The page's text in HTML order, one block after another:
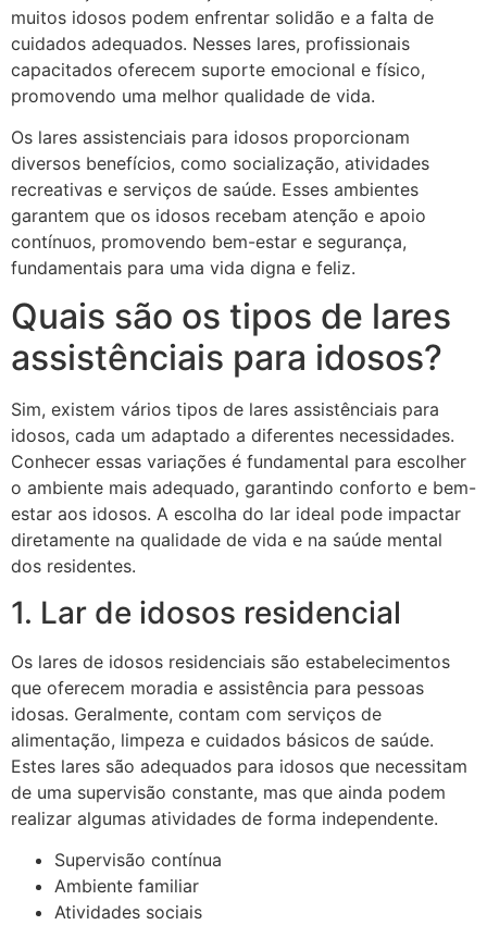
muitos idosos podem enfrentar solidão e a falta de
cuidados adequados. Nesses lares, profissionais
capacitados oferecem suporte emocional e físico,
promovendo uma melhor qualidade de vida.
Os lares assistenciais para idosos proporcionam
diversos benefícios, como socialização, atividades
recreativas e serviços de saúde. Esses ambientes
garantem que os idosos recebam atenção e apoio
contínuos, promovendo bem-estar e segurança,
fundamentais para uma vida digna e feliz.
Quais são os tipos de lares
assistênciais para idosos?
Sim, existem vários tipos de lares assistênciais para
idosos, cada um adaptado a diferentes necessidades.
Conhecer essas variações é fundamental para escolher
o ambiente mais adequado, garantindo conforto e bem-
estar aos idosos. A escolha do lar ideal pode impactar
diretamente na qualidade de vida e na saúde mental
dos residentes.
1. Lar de idosos residencial
Os lares de idosos residenciais são estabelecimentos
que oferecem moradia e assistência para pessoas
idosas. Geralmente, contam com serviços de
alimentação, limpeza e cuidados básicos de saúde.
Estes lares são adequados para idosos que necessitam
de uma supervisão constante, mas que ainda podem
realizar algumas atividades de forma independente.
Supervisão contínua
Ambiente familiar
Atividades sociais